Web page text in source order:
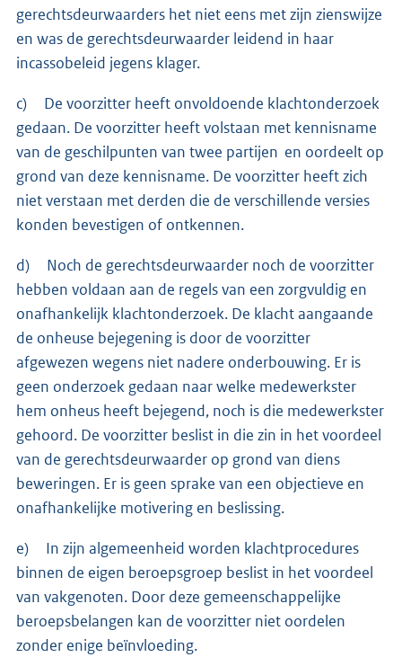
gerechtsdeurwaarders het niet eens met zijn zienswijze
en was de gerechtsdeurwaarder leidend in haar
incassobeleid jegens klager.
c) De voorzitter heeft onvoldoende klachtonderzoek
gedaan. De voorzitter heeft volstaan met kennisname
van de geschilpunten van twee partijen en oordeelt op
grond van deze kennisname. De voorzitter heeft zich
niet verstaan met derden die de verschillende versies
konden bevestigen of ontkennen.
d) Noch de gerechtsdeurwaarder noch de voorzitter
hebben voldaan aan de regels van een zorgvuldig en
onafhankelijk klachtonderzoek. De klacht aangaande
de onheuse bejegening is door de voorzitter
afgewezen wegens niet nadere onderbouwing. Er is
geen onderzoek gedaan naar welke medewerkster
hem onheus heeft bejegend, noch is die medewerkster
gehoord. De voorzitter beslist in die zin in het voordeel
van de gerechtsdeurwaarder op grond van diens
beweringen. Er is geen sprake van een objectieve en
onafhankelijke motivering en beslissing.
e) In zijn algemeenheid worden klachtprocedures
binnen de eigen beroepsgroep beslist in het voordeel
van vakgenoten. Door deze gemeenschappelijke
beroepsbelangen kan de voorzitter niet oordelen
zonder enige beïnvloeding.